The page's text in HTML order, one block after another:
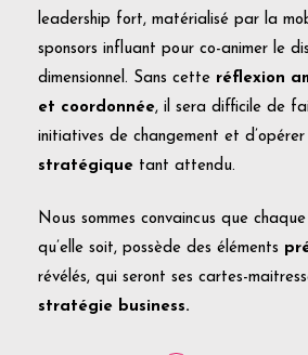
leadership fort, matérialisé par la
sponsors influant pour co-animer le
dimensionnel. Sans cette réflexion
et coordonnée, il sera difficile de
initiatives de changement et d’opérer
stratégique tant attendu.
Nous sommes convaincus que
qu’elle soit, possède des éléments
révélés, qui seront ses cartes-
stratégie business.